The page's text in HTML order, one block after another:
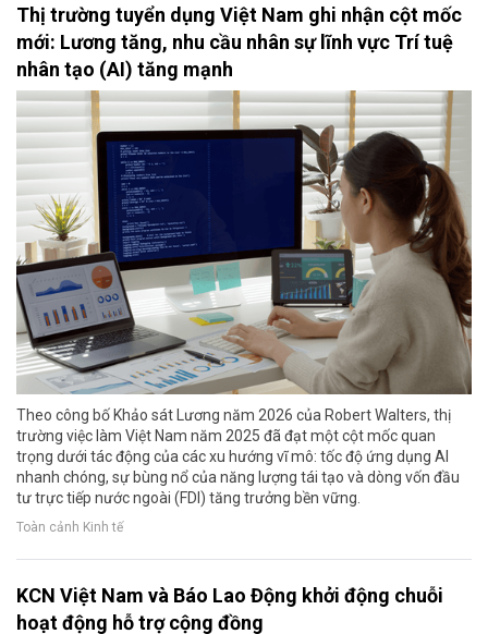
Thị trường tuyển dụng Việt Nam ghi nhận cột mốc
mới: Lương tăng, nhu cầu nhân sự lĩnh vực Trí tuệ
nhân tạo (AI) tăng mạnh
Theo công bố Khảo sát Lương năm 2026 của Robert Walters, thị
trường việc làm Việt Nam năm 2025 đã đạt một cột mốc quan
trọng dưới tác động của các xu hướng vĩ mô: tốc độ ứng dụng AI
nhanh chóng, sự bùng nổ của năng lượng tái tạo và dòng vốn đầu
tư trực tiếp nước ngoài (FDI) tăng trưởng bền vững.
Toàn cảnh Kinh tế
KCN Việt Nam và Báo Lao Động khởi động chuỗi
hoạt động hỗ trợ cộng đồng